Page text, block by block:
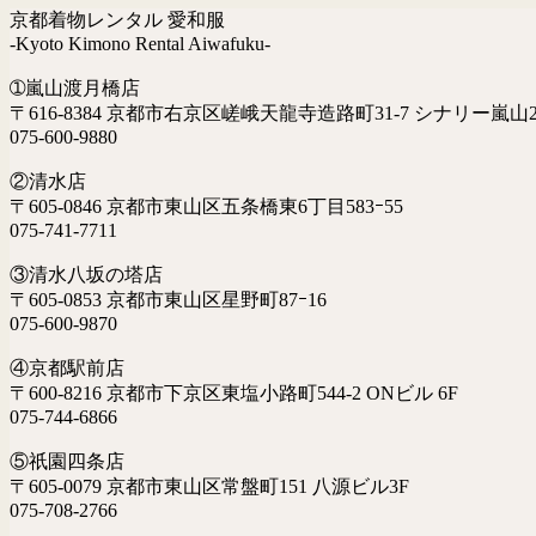
京都着物レンタル 愛和服
-Kyoto Kimono Rental Aiwafuku-
➀嵐山渡月橋店
〒616-8384 京都市右京区嵯峨天龍寺造路町31-7 シナリー嵐山
075-600-9880
②清水店
〒605-0846 京都市東山区五条橋東6丁目583ｰ55
075-741-7711
③清水八坂の塔店
〒605-0853 京都市東山区星野町87ｰ16
075-600-9870
④京都駅前店
〒600-8216 京都市下京区東塩小路町544-2 ONビル 6F
075-744-6866
⑤祇園四条店
〒605-0079 京都市東山区常盤町151 八源ビル3F
075-708-2766